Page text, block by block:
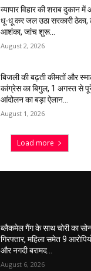
व्यापार विहार की शराब दुकान
धू-धू कर जल उठा सरकारी
आशंका, जांच शुरू…
August 2, 2026
बिजली की बढ़ती कीमतों और
कांग्रेस का बिगुल, 1 अगस्त से
आंदोलन का बड़ा ऐलान…
August 1, 2026
Load more
ब्लैकमेल गैंग के साथ चोरी का
गिरफ्तार, महिला समेत 9
और नगदी बरामद…
August 6, 2026